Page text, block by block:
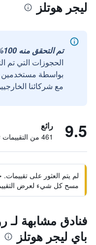
ليجر هوتلز
تم التحقق منه 100%
الحجوزات التي تم
مع شركائنا
9.5 رائع
461 من التقييمات تم التحقق منها
لم يتم العثور على
مسح كل شيء لعرض
فنادق مشابهة لـ
باي ليجر هوتلز